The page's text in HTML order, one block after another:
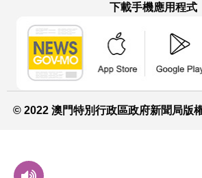
下載手機應用程式
© 2022 澳門特別行政區政府新聞局版